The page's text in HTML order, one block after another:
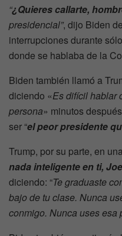
“¿Quieres callarte,
presidencial”, dijo Biden
interrupciones durante
donde se hablaba de la
Biden también llamó a
diciendo «Es difícil hablar
persona» minutos
ser “el peor presidente
Trump, por su parte, en
nada inteligente en ti, Joe
diciendo: “Te graduaste
bajo de tu clase. Nunca
conmigo. Nunca uses esa